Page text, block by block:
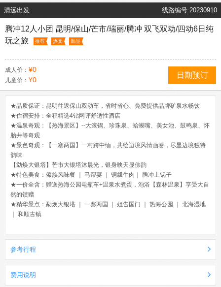
清远出发 线路编号:20230910
腾冲12人小团 昆明/保山/芒市/瑞丽/腾冲 双飞双动/四动6日纯
玩之旅
推荐 热卖 新品
成人价： ¥0
儿童价： ¥0
日期预订
★品质保证：昆明往返保山双动车，省时省心、免费提供品牌矿泉水畅饮
★住宿安排：全程精选4钻网评舒适性酒店
★温泉奇观：【热海景区】--大滚锅、珍珠泉、蛤蟆嘴、美女池、鼓鸣泉、怀
胎井等奇观
★景色奇观：【一寨两国】一村跨中缅，共绘边境风情画卷，尽显边境独特
韵味
【勐焕大银塔】芒市大银塔沐晨光，银身映天显佛韵
★特色美食：傣族风味餐 ｜ 马帮宴 ｜ 铜瓢牛肉｜ 腾冲土锅子
★一价全含：赠送热海公园电瓶车+温泉水煮蛋，泡浴【森林温泉】享受大自
然的馈赠
★精华景点：勐焕大银塔 ｜ 一寨两国 ｜ 姐告国门 ｜ 热海公园 ｜ 北海湿地
｜ 和顺古镇
参考行程
费用说明